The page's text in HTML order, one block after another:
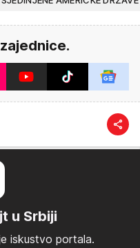
u Srbiji
iskustvo portala.